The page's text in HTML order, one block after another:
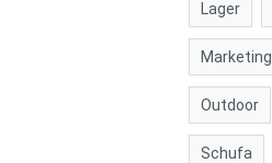
Lager
Marketing
Outdoor
Schufa